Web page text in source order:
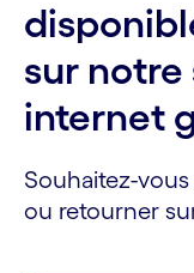
sur notre
internet
Souhaitez-
ou retourner